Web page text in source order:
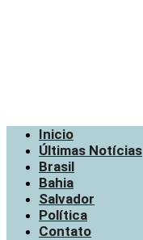
Inicio
Últimas Notícias
Brasil
Bahia
Salvador
Política
Contato